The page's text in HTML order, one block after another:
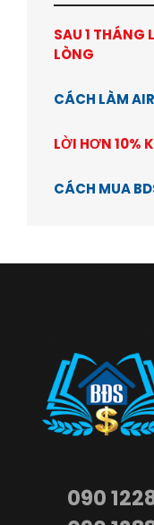
SAU 1 THÁNG
LÒNG
CÁCH LÀM
LỜI HƠN 10%
CÁCH MUA
090